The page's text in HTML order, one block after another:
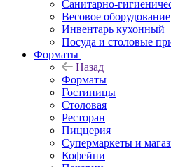
Санитарно-
Весовое оборудование
Инвентарь кухонный
Посуда и столовые
Форматы
Назад
Форматы
Гостиницы
Столовая
Ресторан
Пиццерия
Супермаркеты и
Кофейни